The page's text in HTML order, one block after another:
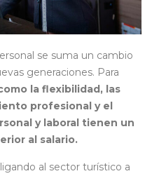
se suma un cambio
generaciones. Para
la flexibilidad, las
profesional y el
y laboral tienen un
al salario.
al sector turístico a